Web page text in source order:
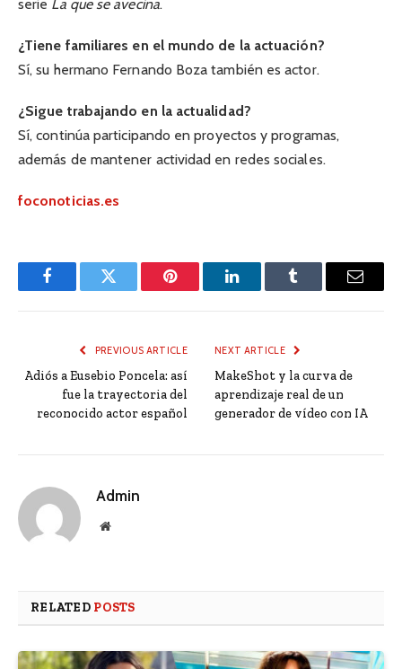
serie La que se avecina.
¿Tiene familiares en el mundo de la actuación?
Sí, su hermano Fernando Boza también es actor.
¿Sigue trabajando en la actualidad?
Sí, continúa participando en proyectos y programas,
además de mantener actividad en redes sociales.
foconoticias.es
FacebookTwitter Pinterest LinkedInTumblr Email
PREVIOUS ARTICLE
Adiós a Eusebio Poncela: así
fue la trayectoria del
reconocido actor español
NEXT ARTICLE
MakeShot y la curva de
aprendizaje real de un
generador de vídeo con IA
Admin
Website
RELATED POSTS